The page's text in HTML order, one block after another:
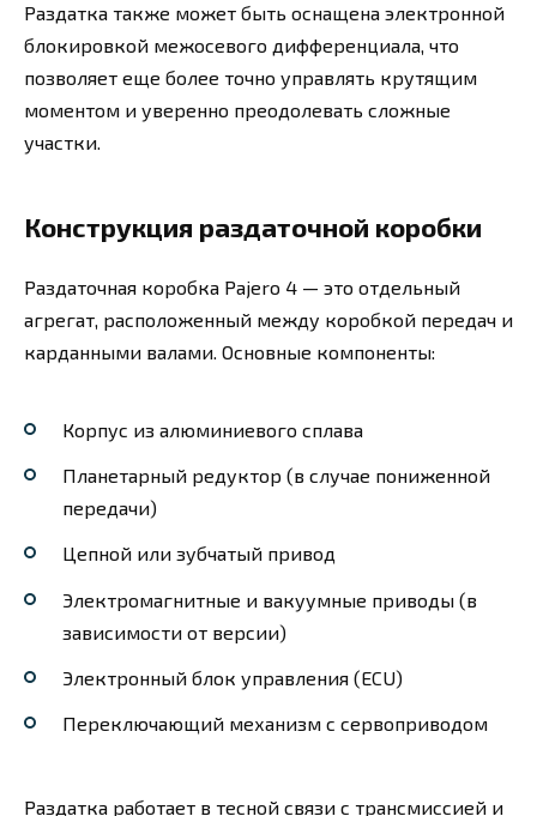
Раздатка также может быть оснащена электронной
блокировкой межосевого дифференциала, что
позволяет еще более точно управлять крутящим
моментом и уверенно преодолевать сложные
участки.
Конструкция раздаточной коробки
Раздаточная коробка Pajero 4 — это отдельный
агрегат, расположенный между коробкой передач и
карданными валами. Основные компоненты:
Корпус из алюминиевого сплава
Планетарный редуктор (в случае пониженной
передачи)
Цепной или зубчатый привод
Электромагнитные и вакуумные приводы (в
зависимости от версии)
Электронный блок управления (ECU)
Переключающий механизм с сервоприводом
Раздатка работает в тесной связи с трансмиссией и